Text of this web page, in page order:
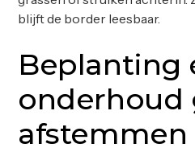
blijft de border leesbaar.
Beplanting
onderhoud
afstemmen